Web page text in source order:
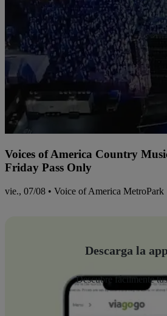
Voices of America Country
Friday Pass Only
vie., 07/08 • Voice of America MetroPark
Descarga la
Descubre fácilmente